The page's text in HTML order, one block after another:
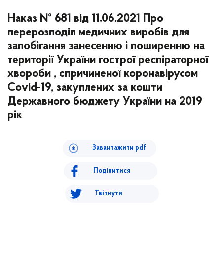
Наказ № 681 від 11.06.2021 Про
перерозподіл медичних виробів для
запобігання занесенню і поширенню на
території України гострої респіраторної
хвороби , спричиненої коронавірусом
Соvid-19, закуплених за кошти
Державного бюджету України на 2019
рік
Завантажити pdf
Поділитися
Твітнути